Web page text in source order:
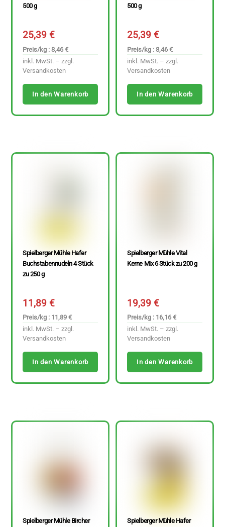
500 g
25,39€
Preis/kg : 8,46 €
inkl. MwSt. – zzgl.
Versandkosten
In den Warenkorb
500 g
25,39€
Preis/kg : 8,46 €
inkl. MwSt. – zzgl.
Versandkosten
In den Warenkorb
Spielberger Mühle Hafer
Buchstabennudeln 4 Stück
zu 250 g
11,89€
Preis/kg : 11,89 €
inkl. MwSt. – zzgl.
Versandkosten
In den Warenkorb
Spielberger Mühle Vital
Kerne Mix 6 Stück zu 200 g
19,39€
Preis/kg : 16,16 €
inkl. MwSt. – zzgl.
Versandkosten
In den Warenkorb
Spielberger Mühle Bircher
Spielberger Mühle Hafer